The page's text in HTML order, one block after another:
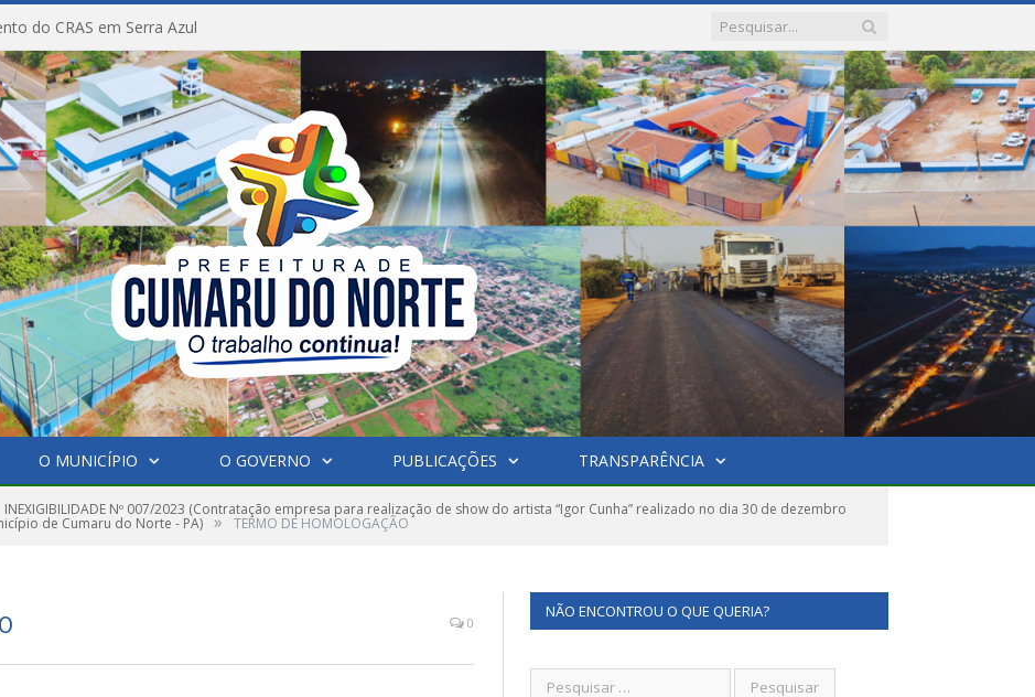
do CRAS em Serra Azul
O MUNICÍPIO O GOVERNO PUBLICAÇÕES TRANSPARÊNCIA
INEXIGIBILIDADE Nº 007/2023 (Contratação empresa para realização de show do artista “Igor Cunha” realizado no dia 30 de dezembro
de Cumaru do Norte - PA) » TERMO DE HOMOLOGAÇÃO
0
NÃO ENCONTROU O QUE QUERIA?